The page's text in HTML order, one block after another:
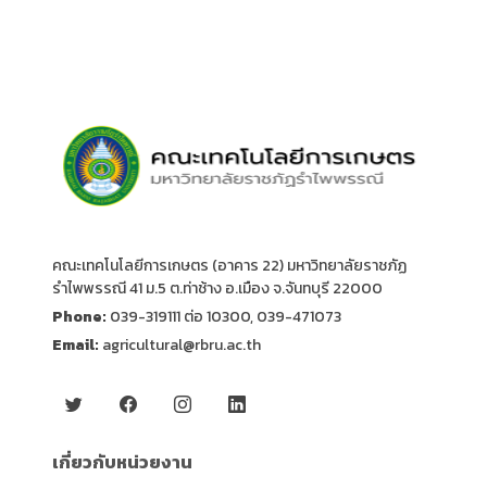
คณะเทคโนโลยีการเกษตร (อาคาร 22) มหาวิทยาลัยราชภัฏ
รำไพพรรณี 41 ม.5 ต.ท่าช้าง อ.เมือง จ.จันทบุรี 22000
Phone: 039-319111 ต่อ 10300, 039-471073
Email: agricultural@rbru.ac.th
เกี่ยวกับหน่วยงาน